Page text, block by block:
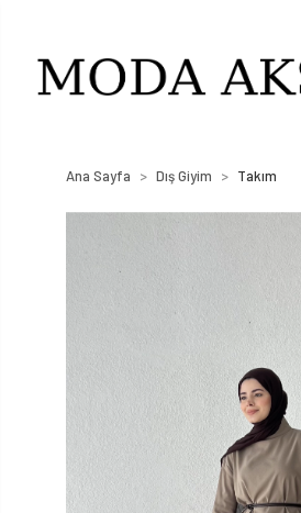
Ana Sayfa Dış Giyim Takım